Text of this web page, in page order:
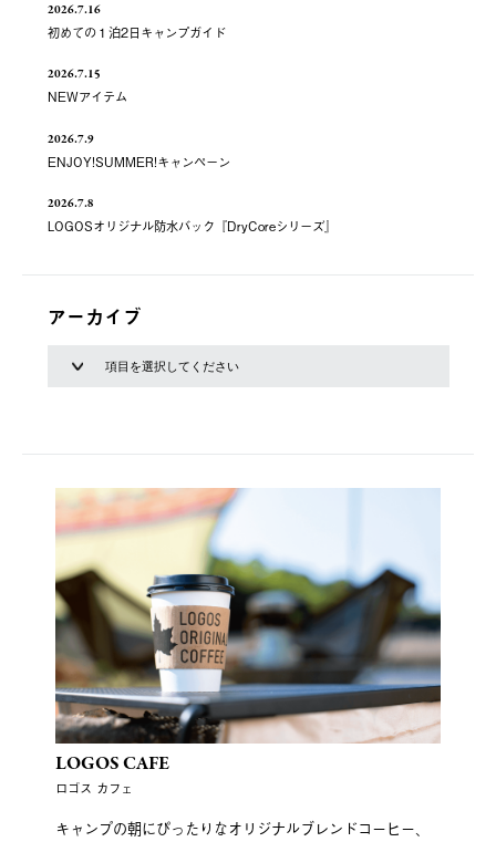
2026.7.16
初めての１泊2日キャンプガイド
2026.7.15
NEWアイテム
2026.7.9
ENJOY!SUMMER!キャンペーン
2026.7.8
LOGOSオリジナル防水バック『DryCoreシリーズ』
アーカイブ
LOGOS CAFE
ロゴス カフェ
キャンプの朝にぴったりなオリジナルブレンドコーヒー、